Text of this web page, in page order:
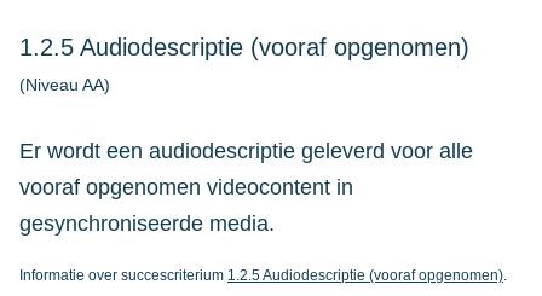
1.2.5 Audiodescriptie (vooraf opgenomen)
(Niveau AA)
Er wordt een audiodescriptie geleverd voor alle
vooraf opgenomen videocontent in
gesynchroniseerde media.
Informatie over succescriterium 1.2.5 Audiodescriptie (vooraf opgenomen).